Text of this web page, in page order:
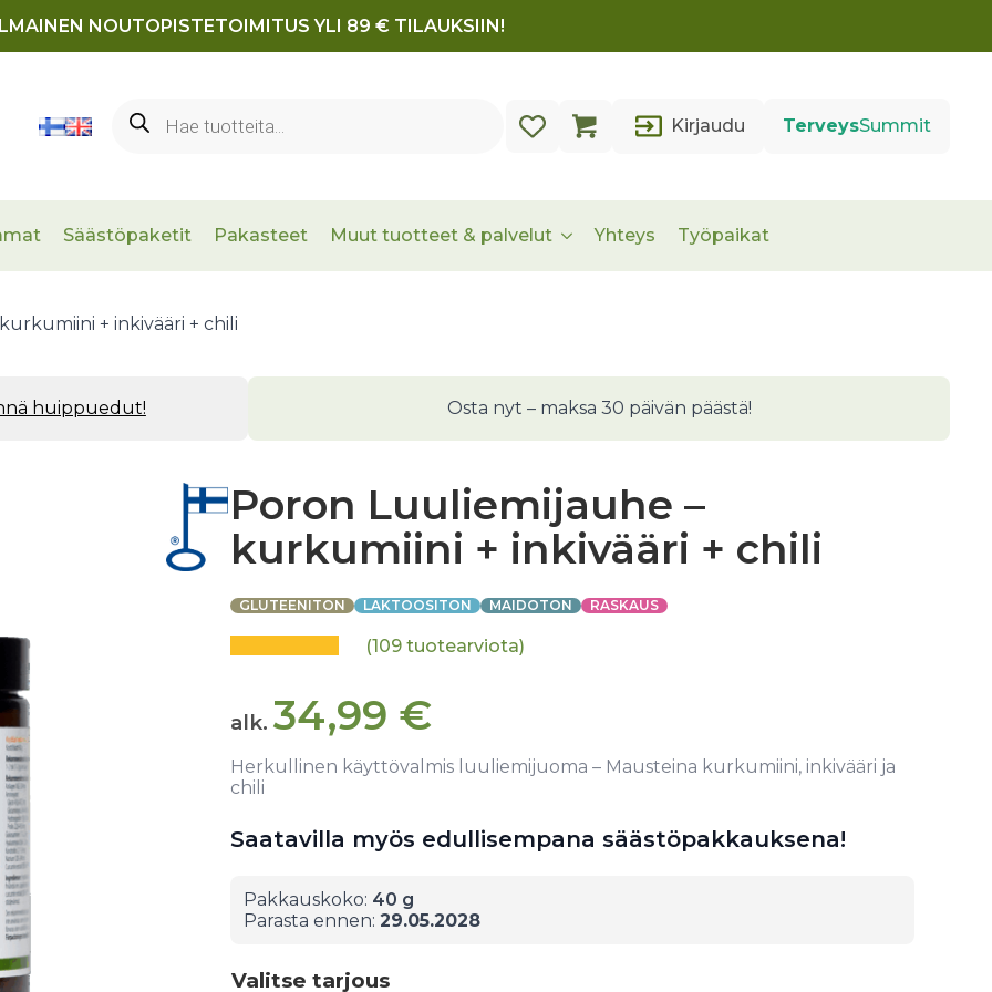
NOUTOPISTETOIMITUS YLI 89 € TILAUKSIIN!
search
Kirjaudu TerveysSummit
Säästöpaketit Pakasteet Muut tuotteet & palvelut Yhteys Työpaikat
+ inkivääri + chili
huippuedut! Osta nyt – maksa 30 päivän päästä!
Poron Luuliemijauhe –
kurkumiini + inkivääri + chili
GLUTEENITON LAKTOOSITON MAIDOTON RASKAUS
(109 tuotearviota)
alk. 34,99 €
Herkullinen käyttövalmis luuliemijuoma – Mausteina kurkumiini, inkivääri ja
chili
Saatavilla myös edullisempana säästöpakkauksena!
Pakkauskoko: 40 g
Parasta ennen: 29.05.2028
Valitse tarjous